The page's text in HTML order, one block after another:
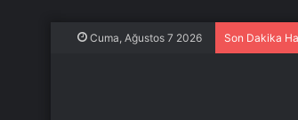
Cuma, Ağustos 7 2026 Son Dakika